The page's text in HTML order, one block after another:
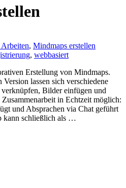
, Mindmaps erstellen
, webbasiert
Erstellung von Mindmaps.
lassen sich verschiedene
Bilder einfügen und
in Echtzeit möglich:
und Absprachen via Chat geführt
kann schließlich als …